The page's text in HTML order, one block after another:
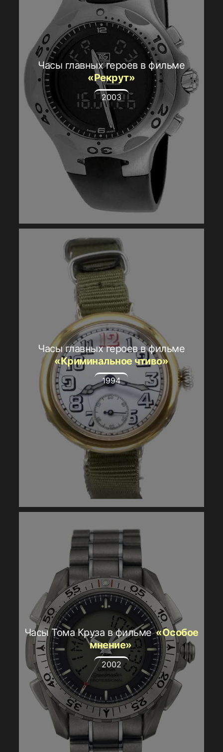
Часы главных героев в фильме
«Рекрут»
2003
Часы главных героев в фильме
«Криминальное чтиво»
1994
Часы Тома Круза в фильме«Особое
мнение»
2002